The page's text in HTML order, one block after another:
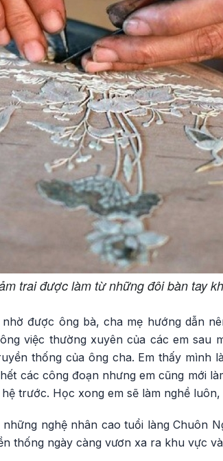
trai được làm từ những đôi bàn tay
được ông bà, cha mẹ hướng dẫn
việc thường xuyên của các em sau
thống của ông cha. Em thấy mình
các công đoạn nhưng em cũng mới
trước. Học xong em sẽ làm nghề luôn,
nghệ nhân cao tuổi làng Chuôn
thống ngày càng vươn xa ra khu vực